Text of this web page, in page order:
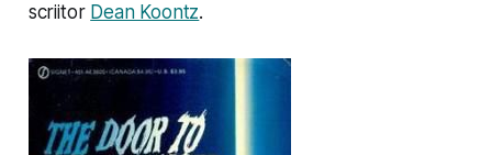
scriitor Dean Koontz.